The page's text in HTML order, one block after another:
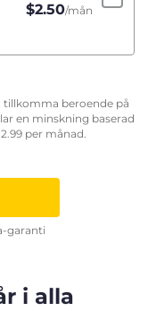
$2.50/mån
tillkomma beroende på
en minskning baserad
per månad.
garanti
i alla